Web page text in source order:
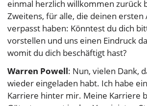
einmal herzlich willkommen zurück
Zweitens, für alle, die deinen
verpasst haben: Könntest du dich
vorstellen und uns einen Eindruck
womit du dich beschäftigt hast?
Warren Powell: Nun, vielen Dank,
wieder eingeladen habt. Ich habe
Karriere hinter mir. Meine Karriere